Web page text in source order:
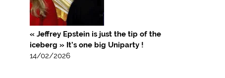
« Jeffrey Epstein is just the tip of the
iceberg » It’s one big Uniparty !
14/02/2026